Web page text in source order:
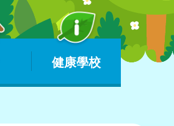
健康學校